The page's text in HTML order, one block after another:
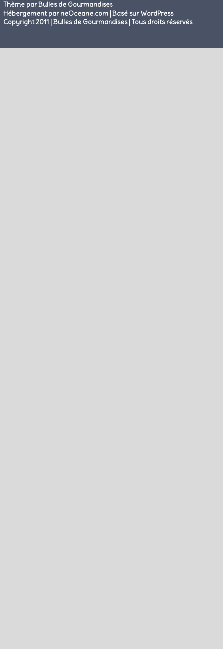
Thème par Bulles de Gourmandises
Hébergement par neOceane.com |Basé sur WordPress
Copyright 2011 | Bulles de Gourmandises | Tous droits réservés